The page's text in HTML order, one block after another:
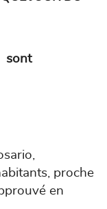
sont
proche
en